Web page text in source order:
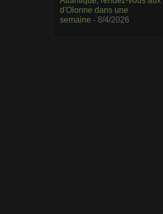
d'Olonne dans une
semaine - 8/4/2026